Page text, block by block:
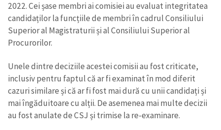
2022. Cei șase membri ai comisiei au evaluat integritatea
candidaților la funcțiile de membri în cadrul Consiliului
Superior al Magistraturii și al Consiliului Superior al
Procurorilor.
Unele dintre deciziile acestei comisii au fost criticate,
inclusiv pentru faptul că ar fi examinat în mod diferit
cazuri similare și că ar fi fost mai dură cu unii candidați și
mai îngăduitoare cu alții. De asemenea mai multe decizii
au fost anulate de CSJ și trimise la re-examinare.